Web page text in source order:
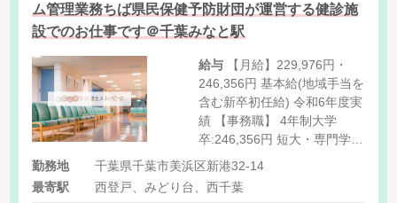
ム管理業務ちば県民保健予防財団が運営する健診施
設でのお仕事です＠千葉みなと駅
給与
246,356円 基本給(地域手当を
含む新卒初任給) 令和6年度実
績 【事務職】 4年制大学
卒:246,356円 短大・専門学校
卒:229,976円 なお、業務経験
者は財団規程により経験年数
を積算し決定します。 [手当
勤務地
千葉県千葉市美浜区新港32-14
最寄駅
西登戸、みどり台、西千葉